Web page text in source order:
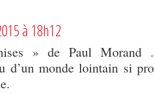
à 18h12
» de Paul Morand
d’un monde lointain si